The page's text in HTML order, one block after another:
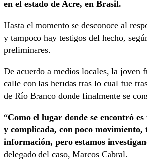
en el estado de Acre, en Brasil.
Hasta el momento se desconoce al
y tampoco hay testigos del hecho,
preliminares.
De acuerdo a medios locales, la joven
calle con las heridas tras lo cual fue
de Río Branco donde finalmente se
“Como el lugar donde se encontró
y complicada, con poco movimiento,
información, pero estamos
delegado del caso, Marcos Cabral.